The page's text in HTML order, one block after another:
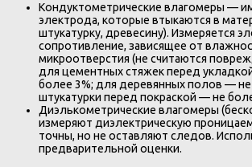
Кондуктометрические влагомеры —
электрода, которые втыкаются в
штукатурку, древесину). Измеряется
сопротивление, зависящее от
микроотверстия (не считаются
для цементных стяжек перед
более 3%; для деревянных полов —
штукатурки перед покраской — не
Диэлькометрические влагомеры
измеряют диэлектрическую
точны, но не оставляют следов.
предварительной оценки.